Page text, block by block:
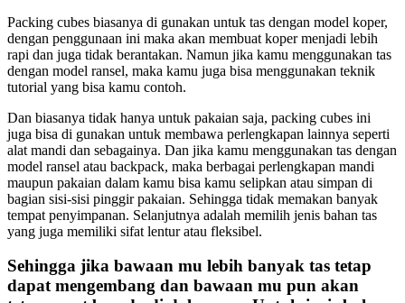
Packing cubes biasanya di gunakan untuk tas dengan model koper,
dengan penggunaan ini maka akan membuat koper menjadi lebih
rapi dan juga tidak berantakan. Namun jika kamu menggunakan tas
dengan model ransel, maka kamu juga bisa menggunakan teknik
tutorial yang bisa kamu contoh.
Dan biasanya tidak hanya untuk pakaian saja, packing cubes ini
juga bisa di gunakan untuk membawa perlengkapan lainnya seperti
alat mandi dan sebagainya. Dan jika kamu menggunakan tas dengan
model ransel atau backpack, maka berbagai perlengkapan mandi
maupun pakaian dalam kamu bisa kamu selipkan atau simpan di
bagian sisi-sisi pinggir pakaian. Sehingga tidak memakan banyak
tempat penyimpanan. Selanjutnya adalah memilih jenis bahan tas
yang juga memiliki sifat lentur atau fleksibel.
Sehingga jika bawaan mu lebih banyak tas tetap
dapat mengembang dan bawaan mu pun akan